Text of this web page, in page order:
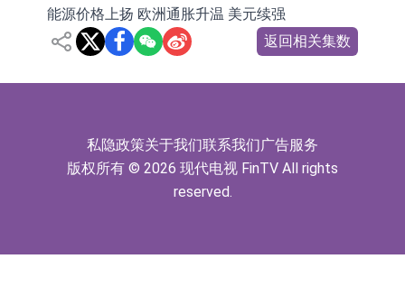
时停牌
业股票型证券投资基金临时停牌
【异动股】港股跌幅榜前十，卡森国
(02286.HK)涨+64.91%
100%
【异动股】焦炭Ⅲ板块下挫，陕西黑
猫(601015.CN)跌8.38%
浙江证监局对财通证券股份有限公司
能源价格上扬 欧洲通胀升温 美元续强
返回相关集数
私隐政策关于我们联系我们广告服务
版权所有 © 2026 现代电视 FinTV All rights
reserved.